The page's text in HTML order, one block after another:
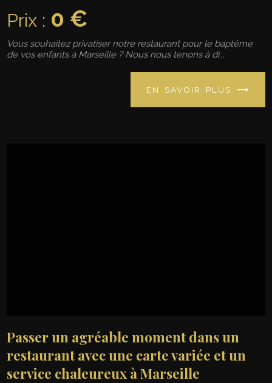
Prix : 0 €
Vous souhaitez privatiser notre restaurant pour le baptême
de vos enfants à Marseille ? Nous nous tenons à di...
EN SAVOIR PLUS
Passer un agréable moment dans un
restaurant avec une carte variée et un
service chaleureux à Marseille